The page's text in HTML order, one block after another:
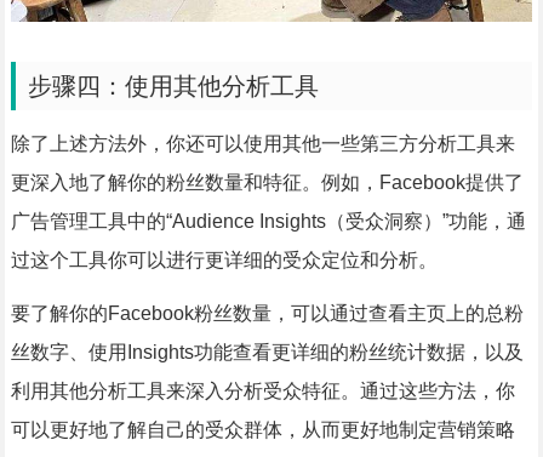
步骤四：使用其他分析工具
除了上述方法外，你还可以使用其他一些第三方分析工具来
更深入地了解你的粉丝数量和特征。例如，Facebook提供了
广告管理工具中的“Audience Insights（受众洞察）”功能，通
过这个工具你可以进行更详细的受众定位和分析。
要了解你的Facebook粉丝数量，可以通过查看主页上的总粉
丝数字、使用Insights功能查看更详细的粉丝统计数据，以及
利用其他分析工具来深入分析受众特征。通过这些方法，你
可以更好地了解自己的受众群体，从而更好地制定营销策略